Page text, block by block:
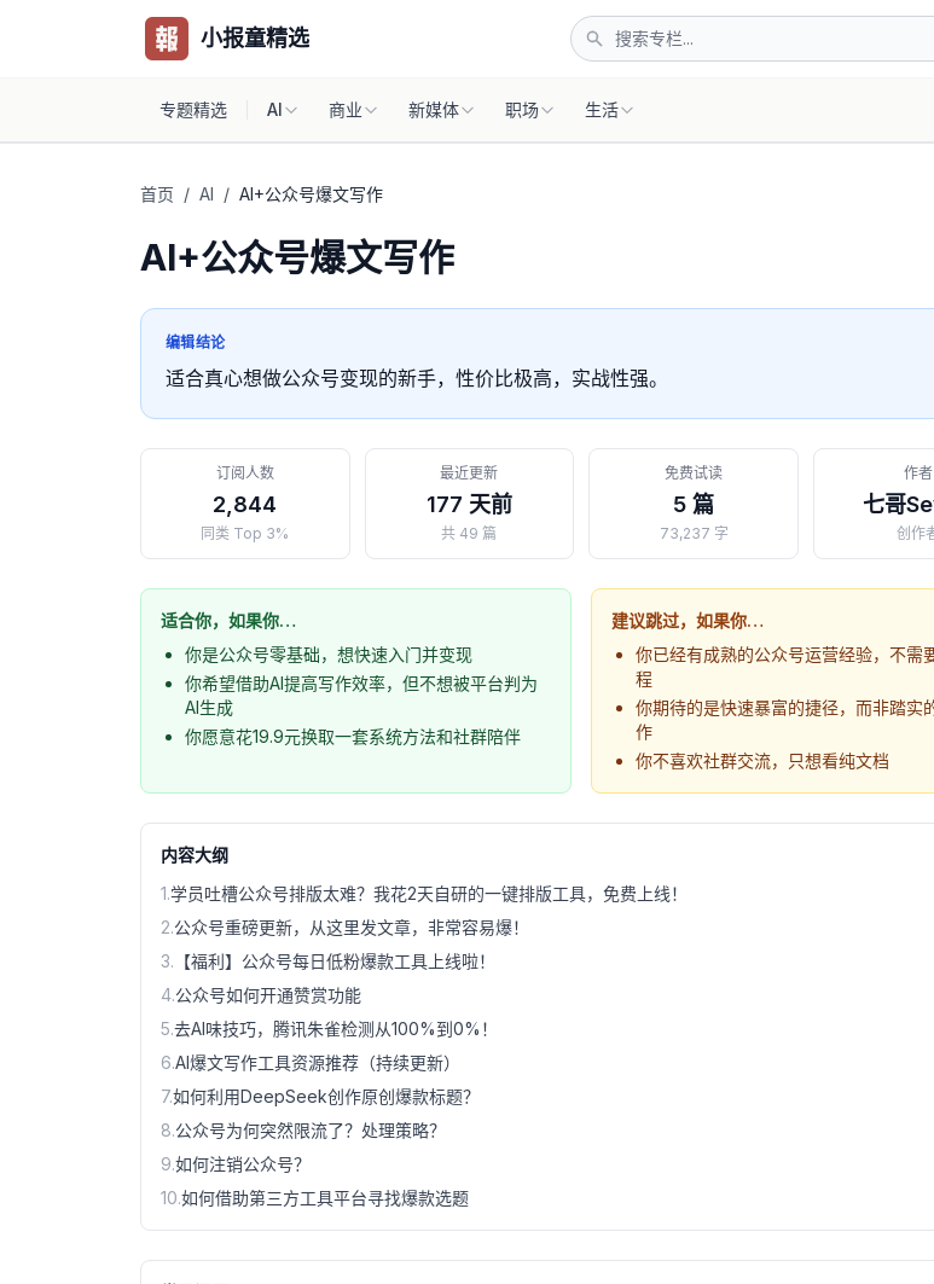
小报童精选
专题精选 AI 商业 新媒体 职场 生活
首页 / AI / AI+公众号爆文写作
AI+公众号爆文写作
编辑结论
适合真心想做公众号变现的新手，性价比极高，实战性强。
订阅人数
2,844
同类 Top 3%
最近更新
177 天前
共 49 篇
免费试读
5 篇
73,237 字
作者
七哥
创作
适合你，如果你…
你是公众号零基础，想快速入门并变现
你希望借助AI提高写作效率，但不想被平台判为
AI生成
你愿意花19.9元换取一套系统方法和社群陪伴
建议跳过，如果你…
你已经有成熟的公众号运营经验，不需
程
你期待的是快速暴富的捷径，而非踏实
作
你不喜欢社群交流，只想看纯文档
内容大纲
1.学员吐槽公众号排版太难？我花2天自研的一键排版工具，免费上线！
2.公众号重磅更新，从这里发文章，非常容易爆！
3. 【福利】公众号每日低粉爆款工具上线啦！
4.公众号如何开通赞赏功能
5.去AI味技巧，腾讯朱雀检测从100%到0%！
6.AI爆文写作工具资源推荐（持续更新）
7.如何利用DeepSeek创作原创爆款标题？
8.公众号为何突然限流了？处理策略？
9.如何注销公众号？
10.如何借助第三方工具平台寻找爆款选题